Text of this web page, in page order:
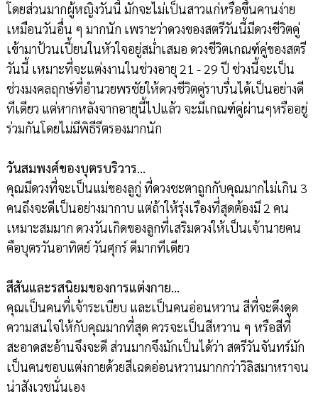
โดยส่วนมากผู้หญิงวันนี้ มักจะไม่เป็นสาวแก่หรือขึ้นคานง่าย
เหมือนวันอื่น ๆ มากนัก เพราะว่าดวงของสตรีวันนี้มีดวงชีวิตคู่
เข้ามาป้วนเปี้ยนในหัวใจอยู่สม่ำเสมอ ดวงชีวิตเกณฑ์คู่ของสตรี
วันนี้ เหมาะที่จะแต่งงานในช่วงอายุ 21 - 29 ปี ช่วงนี้จะเป็น
ช่วงมงคลฤกษ์ที่อำนวยพรชัยให้ดวงชีวิตคู่ราบรื่นได้เป็นอย่างดี
ทีเดียว แต่หากหลังจากอายุนี้ไปแล้ว จะมีเกณฑ์คู่ผ่านๆหรืออยู่
ร่วมกันโดยไม่มีพิธีรีตรองมากนัก
วันสมพงศ์ของบุตรบริวาร…
คุณมีดวงที่จะเป็นแม่ของลูกู่ ที่ดวงชะตาถูกกับคุณมากไม่เกิน 3
คนถึงจะดีเป็นอย่างมากาบ แต่ถ้าให้รุ่งเรืองที่สุดต้องมี 2 คน
เหมาะสมมาก ดวงวันเกิดของลูกที่เสริมดวงให้เป็นเจ้านายคน
คือบุตรวันอาทิตย์ วันศุกร์ ดีมากทีเดียว
สีสันและรสนิยมของการแต่งกาย…
คุณเป็นคนที่เจ้าระเบียบ และเป็นคนอ่อนหวาน สีที่จะดึงดูด
ความสนใจให้กับคุณมากที่สุด ควรจะเป็นสีหวาน ๆ หรือสีที่
สะอาดสะอ้านจึงจะดี ส่วนมากจึงมักเป็นได้ว่า สตรีวันจันทร์มัก
เป็นคนชอบแต่งกายด้วยสีเฉดอ่อนหวานมากกว่าวิลิสมาหราจน
น่าสังเวชนั่นเอง